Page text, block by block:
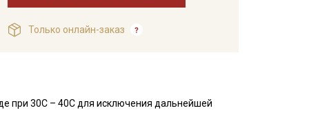
Только онлайн-заказ
при 30С – 40С для исключения дальнейшей